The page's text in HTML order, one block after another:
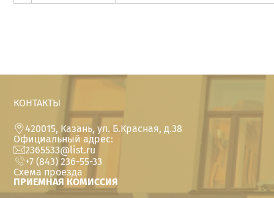
КОНТАКТЫ
420015, Казань, ул. Б.Красная, д.38
Официальный адрес:
2365533@list.ru
+7 (843) 236-55-33
Схема проезда
ПРИЕМНАЯ КОМИССИЯ